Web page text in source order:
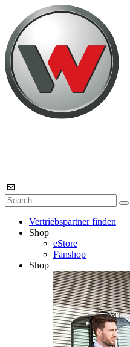
Vertriebspartner finden
Shop
eStore
Fanshop
Shop